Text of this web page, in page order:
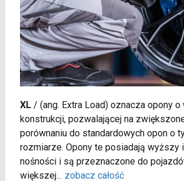
XL/ (ang. Extra Load) oznacza opony
konstrukcji, pozwalającej na
porównaniu do standardowych opon o
rozmiarze. Opony te posiadają wyższy
nośności i są przeznaczone do
większej... zobacz całość